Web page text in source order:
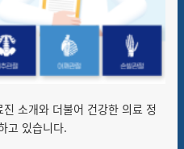
소개와 더불어 건강한 의료 정
고 있습니다.